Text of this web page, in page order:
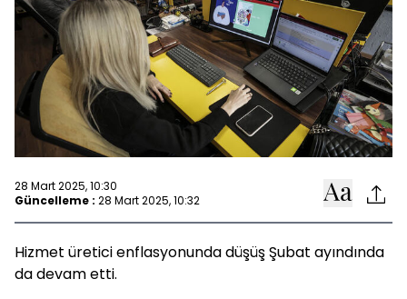
28 Mart 2025, 10:30
Güncelleme : 28 Mart 2025, 10:32
Hizmet üretici enflasyonunda düşüş Şubat ayındında
da devam etti.